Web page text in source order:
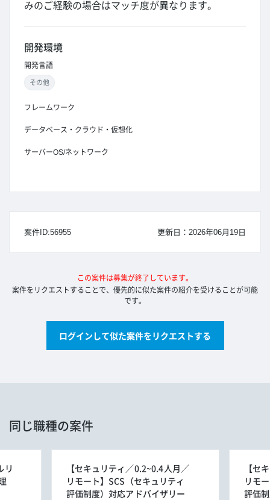
みのご経験の場合はマッチ度が異なります。
開発環境
開発言語
その他
フレームワーク
データベース・クラウド・仮想化
サーバーOS/ネットワーク
更新日：2026年06月19日
案件ID:56955
この案件は募集が終了しています。
案件をリクエストすることで、優先的に似た案件の紹介を受けることが可能
です。
ログインして似た案件をリクエストする
同じ職種の案件
リ
【セキュリティ／0.2~0.4人月／
リモート】SCS（セキュリティ
評価制度）対応アドバイザリー
【セ
リモ
評価